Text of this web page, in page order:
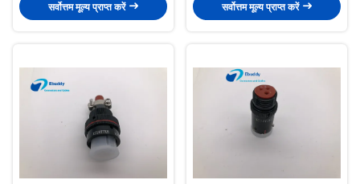
सर्वोत्तम मूल्य प्राप्त करें
सर्वोत्तम मूल्य प्राप्त करें